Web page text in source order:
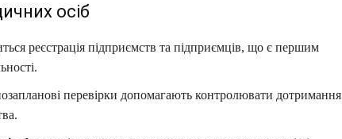
осіб
реєстрація підприємств та підприємців, що є першим
перевірки допомагають контролювати дотримання